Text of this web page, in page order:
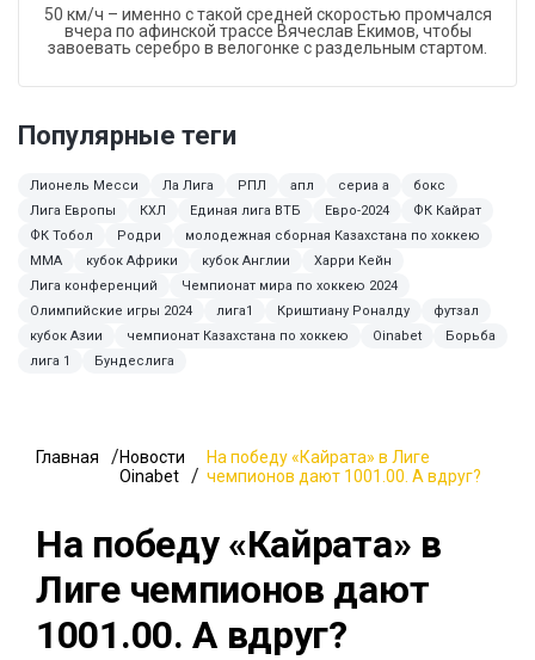
50 км/ч – именно с такой средней скоростью промчался
вчера по афинской трассе Вячеслав Екимов, чтобы
завоевать серебро в велогонке с раздельным стартом.
Популярные теги
Лионель Месси Ла Лига РПЛ апл сериа а
бокс
Лига Европы
КХЛ Единая лига ВТБ Евро-2024
ФК Кайрат
ФК Тобол
Родри
молодежная сборная Казахстана по хоккею
MMA
кубок Африки кубок Англии
Харри Кейн
Лига конференций
Чемпионат мира по хоккею 2024
Олимпийские игры 2024
лига1 Криштиану Роналду
футзал
кубок Азии
чемпионат Казахстана по хоккею Oinabet
Борьба
лига 1
Бундеслига
Главная
Новости
Oinabet
На победу «Кайрата» в Лиге
чемпионов дают 1001.00. А вдруг?
На победу «Кайрата» в
Лиге чемпионов дают
1001.00. А вдруг?